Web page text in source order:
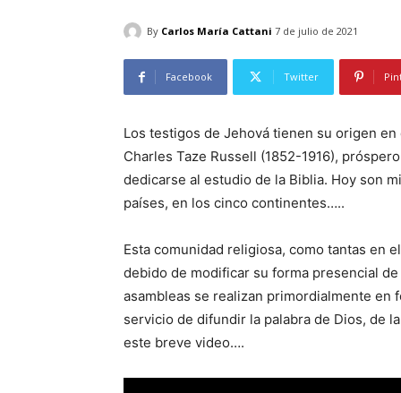
By Carlos María Cattani 7 de julio de 2021
Facebook Twitter
Los testigos de Jehová tienen su origen
Charles Taze Russell (1852-1916),
dedicarse al estudio de la Biblia. Hoy son
países, en los cinco continentes…..
Esta comunidad religiosa, como tantas en
debido de modificar su forma presencial
asambleas se realizan primordialmente en
servicio de difundir la palabra de Dios, de
este breve video….